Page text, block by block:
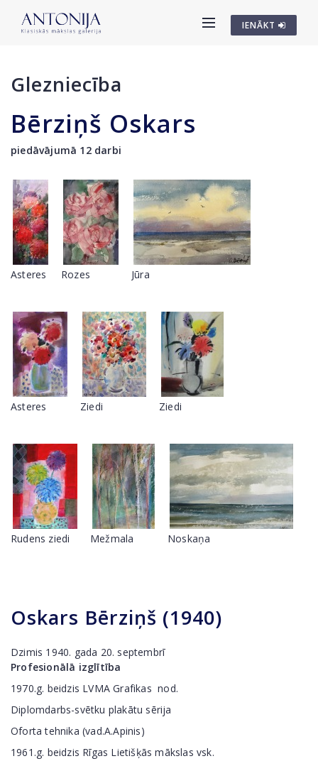
IENĀKT
Glezniecība
Bērziņš Oskars
piedāvājumā 12 darbi
Asteres Rozes Jūra
Asteres Ziedi Ziedi
Rudens ziedi Mežmala Noskaņa
Oskars Bērziņš (1940)
Dzimis 1940. gada 20. septembrī
Profesionālā izglītība
1970.g. beidzis LVMA Grafikas nod.
Diplomdarbs-svētku plakātu sērija
Oforta tehnika (vad.A.Apinis)
1961.g. beidzis Rīgas Lietišķās mākslas vsk.